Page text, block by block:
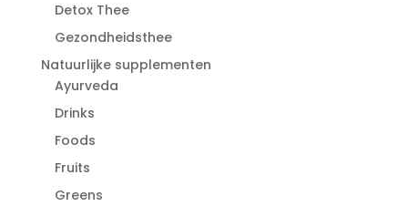
Detox Thee
Gezondheidsthee
Natuurlijke supplementen
Ayurveda
Drinks
Foods
Fruits
Greens